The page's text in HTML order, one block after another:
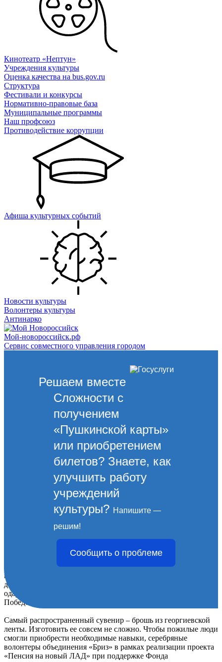
Кинотеатр «Нептун»
Учреждения культуры
Оценка качества на bus.gov.ru
Структура
Фестивали и конкурсы
Нормативно-правовые база
Муниципальные программы
Наш профсоюз
Противодействие коррупции
Афиша культурных событий
Новости культуры
Волонтеры культуры
Антинарко
Мой-новороссийск.рф
Сервис совместного управления городом
Решаем вместе
Сложности с
получением
«Пушкинской карты»
или приобретением
билетов? Знаете, как
улучшить работу
учреждений
культуры? Напишите —
решим!
Сообщить о проблеме
СУВЕНИР КО ДНЮ
ПОБЕДЫ
Приближается великий праздник — День Победы нашего
народа в Великой Отечественной войне. По традиции в этот
день дети и взрослые чтят память погибших воинов и
одаривают тех, кто остаётся с нами и может сам поведать о
Победе.
Самый распространенный сувенир – брошь из георгиевской
ленты. Изготовить ее совсем не сложно. Чтобы пожилые люди
смогли приобрести необходимые навыки, серебряные
волонтеры объединения «Бриз» в рамках реализации проекта
«Пенсия на новый ЛАД» при поддержке Фонда